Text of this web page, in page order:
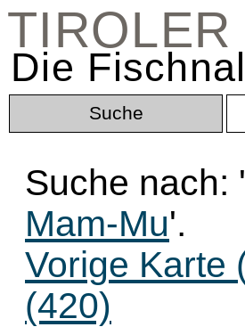
Die
Suche
Suche nach: '
Mam-Mu'.
Vorige Karte
(420)